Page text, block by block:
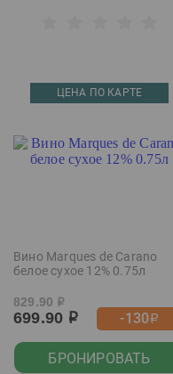
ЦЕНА ПО КАРТЕ
Вино Marques de Carano
белое сухое 12% 0.75л
829.90 р
699.90 р -130р
БРОНИРОВАТЬ